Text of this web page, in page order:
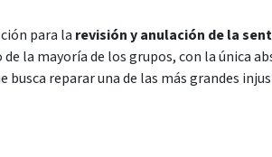
para la revisión y anulación de la
la mayoría de los grupos, con la única
busca reparar una de las más grandes